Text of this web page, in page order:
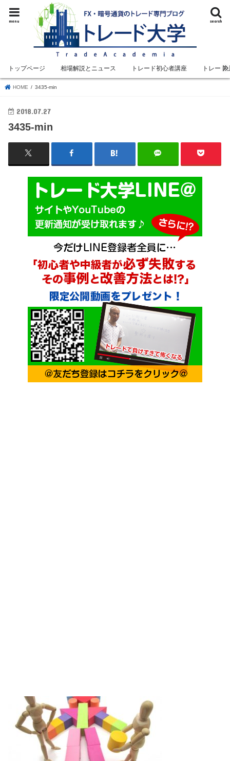
search
menu
トップページ 相場解説とニュース トレード初心者講座 トレード
HOME 3435-min
2018.07.27
3435-min